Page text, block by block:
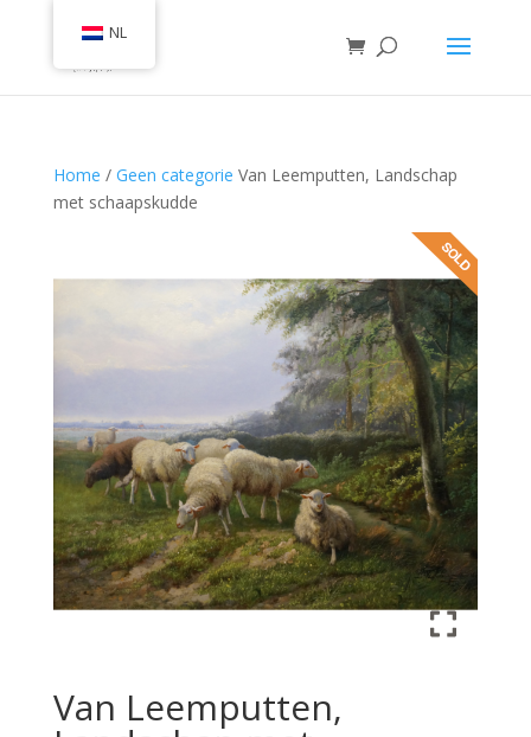
Home / Geen categorie Van Leemputten, Landschap
met schaapskudde
Van Leemputten,
NL